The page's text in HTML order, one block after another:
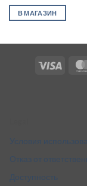
В МАГАЗИН
Visa
Условия
Отказ от
Доступность